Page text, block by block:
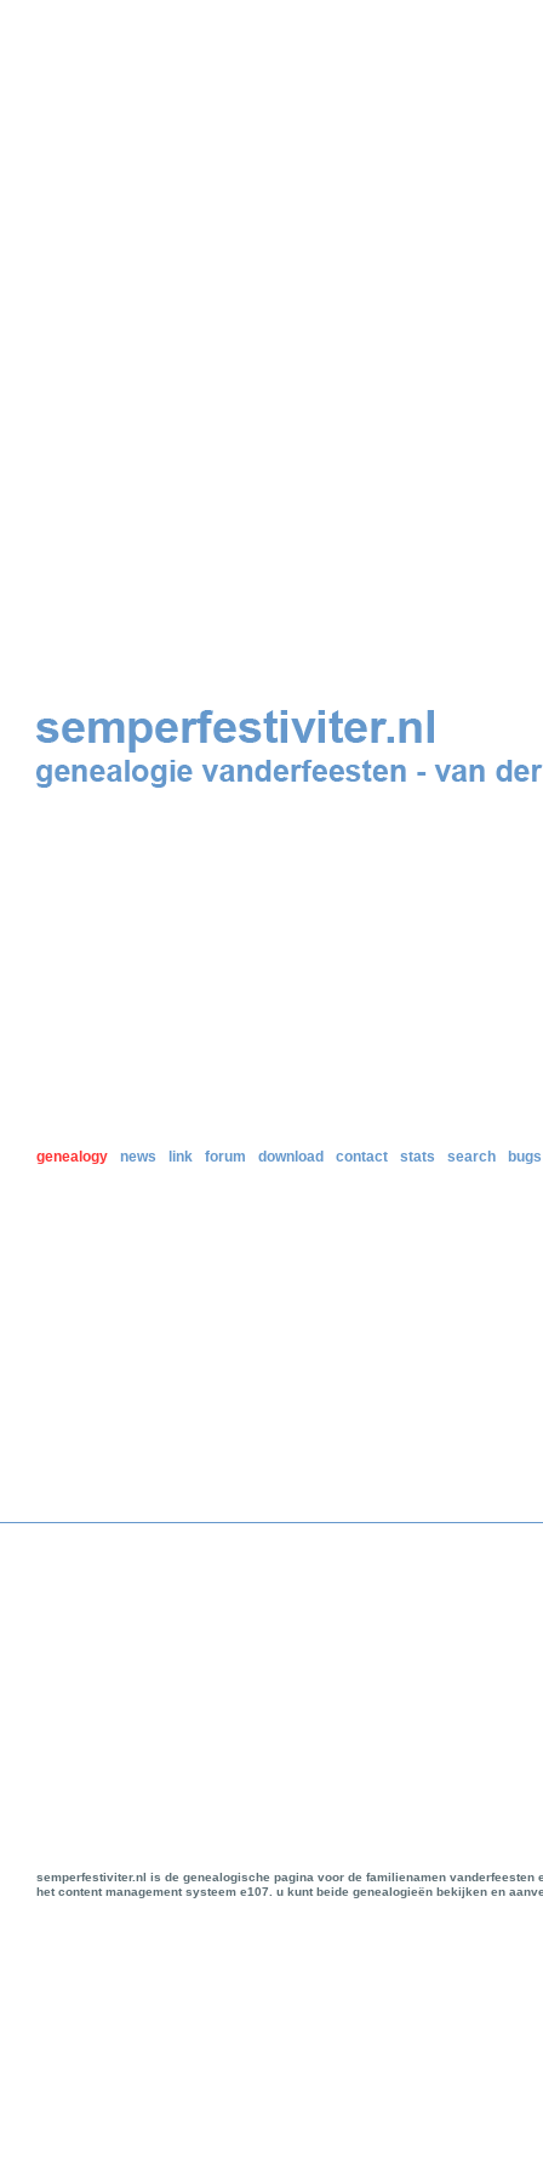
genealogy news link forum download contact stats search bugs
semperfestiviter.nl is de genealogische pagina voor de familienamen
het content management systeem e107. u kunt beide genealogieën bekijken en